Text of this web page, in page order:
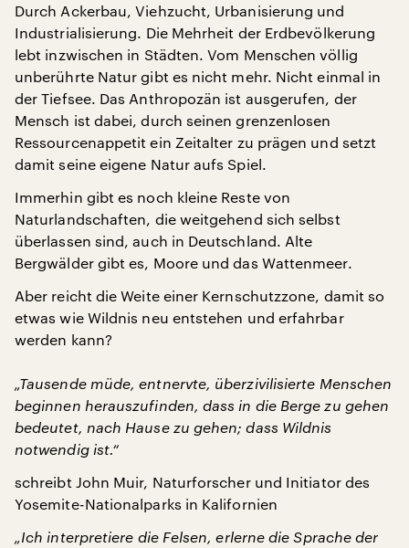
Durch Ackerbau, Viehzucht, Urbanisierung und
Industrialisierung. Die Mehrheit der Erdbevölkerung
lebt inzwischen in Städten. Vom Menschen völlig
unberührte Natur gibt es nicht mehr. Nicht einmal in
der Tiefsee. Das Anthropozän ist ausgerufen, der
Mensch ist dabei, durch seinen grenzenlosen
Ressourcenappetit ein Zeitalter zu prägen und setzt
damit seine eigene Natur aufs Spiel.
Immerhin gibt es noch kleine Reste von
Naturlandschaften, die weitgehend sich selbst
überlassen sind, auch in Deutschland. Alte
Bergwälder gibt es, Moore und das Wattenmeer.
Aber reicht die Weite einer Kernschutzzone, damit so
etwas wie Wildnis neu entstehen und erfahrbar
werden kann?
„Tausende müde, entnervte, überzivilisierte Menschen
beginnen herauszufinden, dass in die Berge zu gehen
bedeutet, nach Hause zu gehen; dass Wildnis
notwendig ist.“
schreibt John Muir, Naturforscher und Initiator des
Yosemite-Nationalparks in Kalifornien
„Ich interpretiere die Felsen, erlerne die Sprache der